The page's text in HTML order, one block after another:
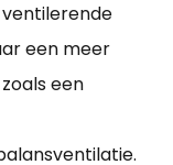
een meer
een